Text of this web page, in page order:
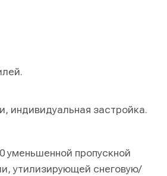
индивидуальная застройка.
уменьшенной пропускной
утилизирующей снеговую/